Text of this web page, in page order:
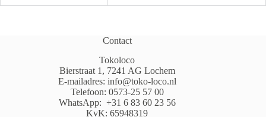
Contact
Tokoloco
Bierstraat 1, 7241 AG Lochem
E-mailadres: info@toko-loco.nl
Telefoon: 0573-25 57 00
WhatsApp: +31 6 83 60 23 56
KvK: 65948319